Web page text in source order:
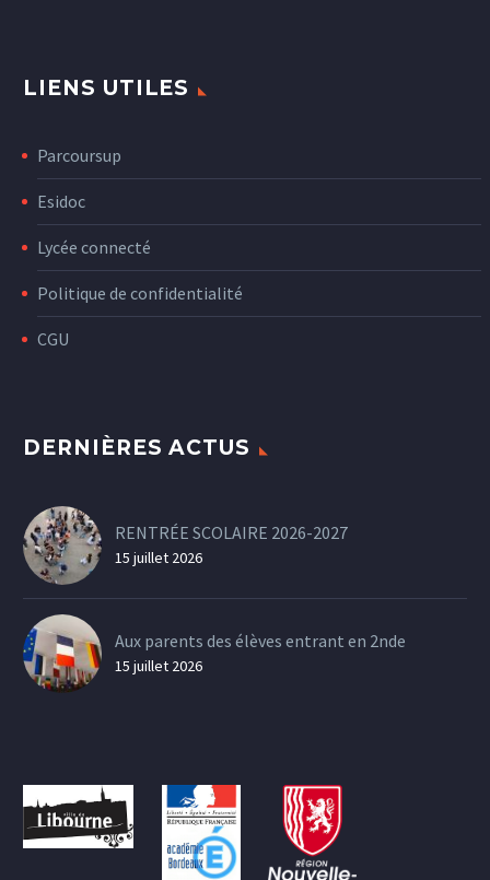
LIENS UTILES
Parcoursup
Esidoc
Lycée connecté
Politique de confidentialité
CGU
DERNIÈRES ACTUS
RENTRÉE SCOLAIRE 2026-2027
15 juillet 2026
Aux parents des élèves entrant en 2nde
15 juillet 2026